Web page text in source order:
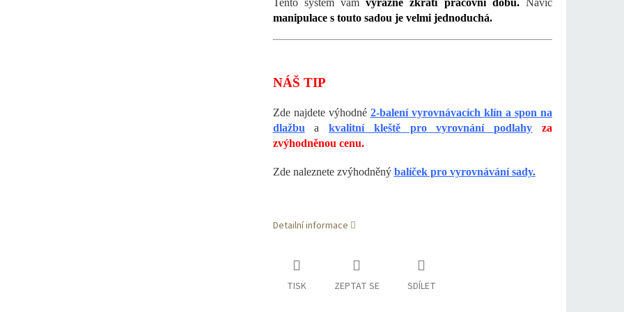
Tento systém vámvýrazně zkrátí pracovní dobu.Navíc
manipulace s touto sadou je velmi jednoduchá.
NÁŠ TIP
Zde najdete výhodné 2-balení vyrovnávacích klín a spon na
dlažbuakvalitní kleště pro vyrovnání podlahy
za
zvýhodněnou cenu.
Zde naleznete zvýhodněný balíček pro vyrovnávání sady.
Detailní informace
TISK ZEPTAT SE SDÍLET